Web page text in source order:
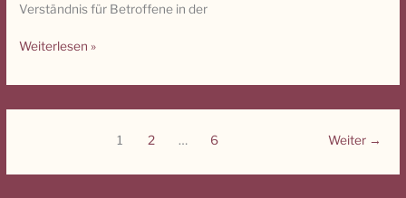
Verständnis für Betroffene in der
unten
Weiterlesen »
1 2 … 6 Weiter →